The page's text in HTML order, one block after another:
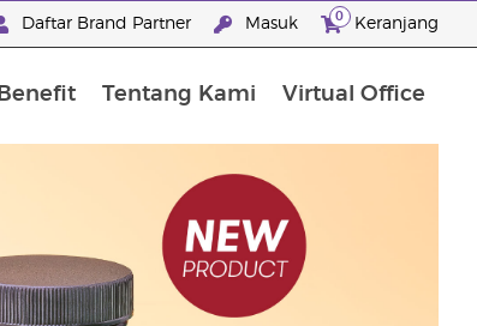
Daftar Brand Partner Masuk 0 Keranjang
Benefit Tentang Kami Virtual Office